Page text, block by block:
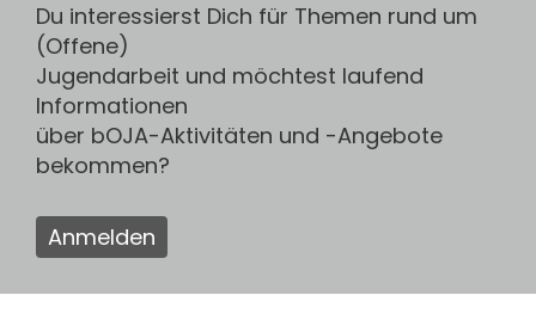
Du interessierst Dich für Themen rund um
(Offene)
Jugendarbeit und möchtest laufend
Informationen
über bOJA-Aktivitäten und -Angebote
bekommen?
Anmelden